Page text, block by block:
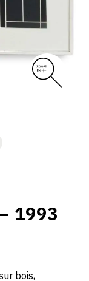
1993
bois,